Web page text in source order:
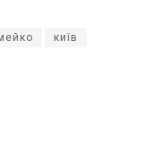
київ